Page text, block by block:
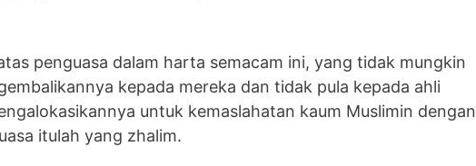
penguasa dalam harta semacam ini, yang tidak mungkin
kepada mereka dan tidak pula kepada ahli
untuk kemaslahatan kaum Muslimin dengan
itulah yang zhalim.